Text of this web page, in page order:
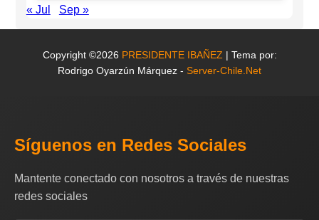
« Jul Sep »
Copyright ©2026 PRESIDENTE IBAÑEZ | Tema por:
Rodrigo Oyarzún Márquez - Server-Chile.Net
Síguenos en Redes Sociales
Mantente conectado con nosotros a través de nuestras
redes sociales